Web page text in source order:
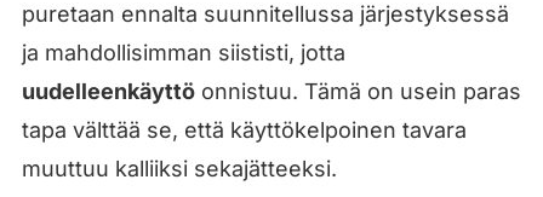
puretaan ennalta suunnitellussa järjestyksessä
ja mahdollisimman siististi, jotta
uudelleenkäyttöonnistuu. Tämä on usein paras
tapa välttää se, että käyttökelpoinen tavara
muuttuu kalliiksi sekajätteeksi.